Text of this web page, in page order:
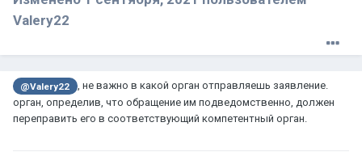
Valery22
@Valery22
, не важно в какой орган отправляешь заявление.
орган, определив, что обращение им подведомственно, должен
переправить его в соответствующий компетентный орган.